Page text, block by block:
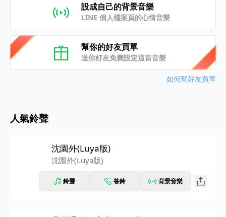
設成自己的背景音樂
LINE 個人檔案頁的心情音樂
幫你的好友買單
送你好友免費設定這首音樂
如何幫好友買單
人氣鈴聲
沈園外(Luya版)
沈園外(Luya版)
鈴聲 答鈴 背景音樂